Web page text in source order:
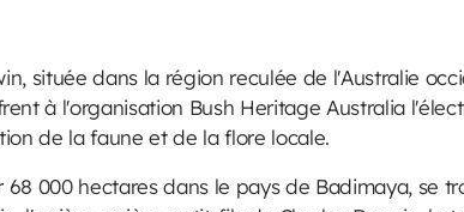
située dans la région reculée de l'Australie
à l'organisation Bush Heritage Australia
de la faune et de la flore locale.
000 hectares dans le pays de Badimaya, se